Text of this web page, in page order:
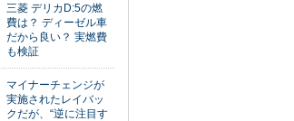
三菱 デリカD:5の燃
費は？ ディーゼル車
だから良い？ 実燃費
も検証
マイナーチェンジが
実施されたレイバッ
クだが、“逆に注目す